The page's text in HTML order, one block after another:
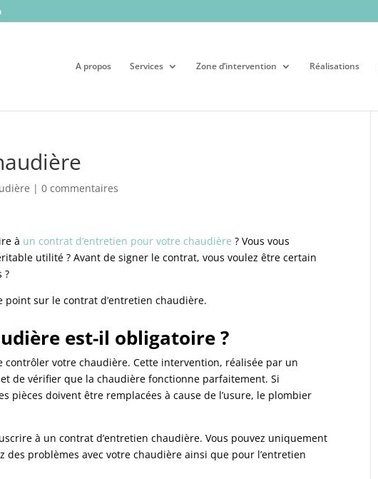
A propos Services Zone d’intervention Réalisations
| 0 commentaires
à un contrat d’entretien pour votre chaudière ? Vous vous
utilité ? Avant de signer le contrat, vous voulez être certain
?
point sur le contrat d’entretien chaudière.
est-il obligatoire ?
contrôler votre chaudière. Cette intervention, réalisée par un
de vérifier que la chaudière fonctionne parfaitement. Si
pièces doivent être remplacées à cause de l’usure, le plombier
à un contrat d’entretien chaudière. Vous pouvez uniquement
problèmes avec votre chaudière ainsi que pour l’entretien